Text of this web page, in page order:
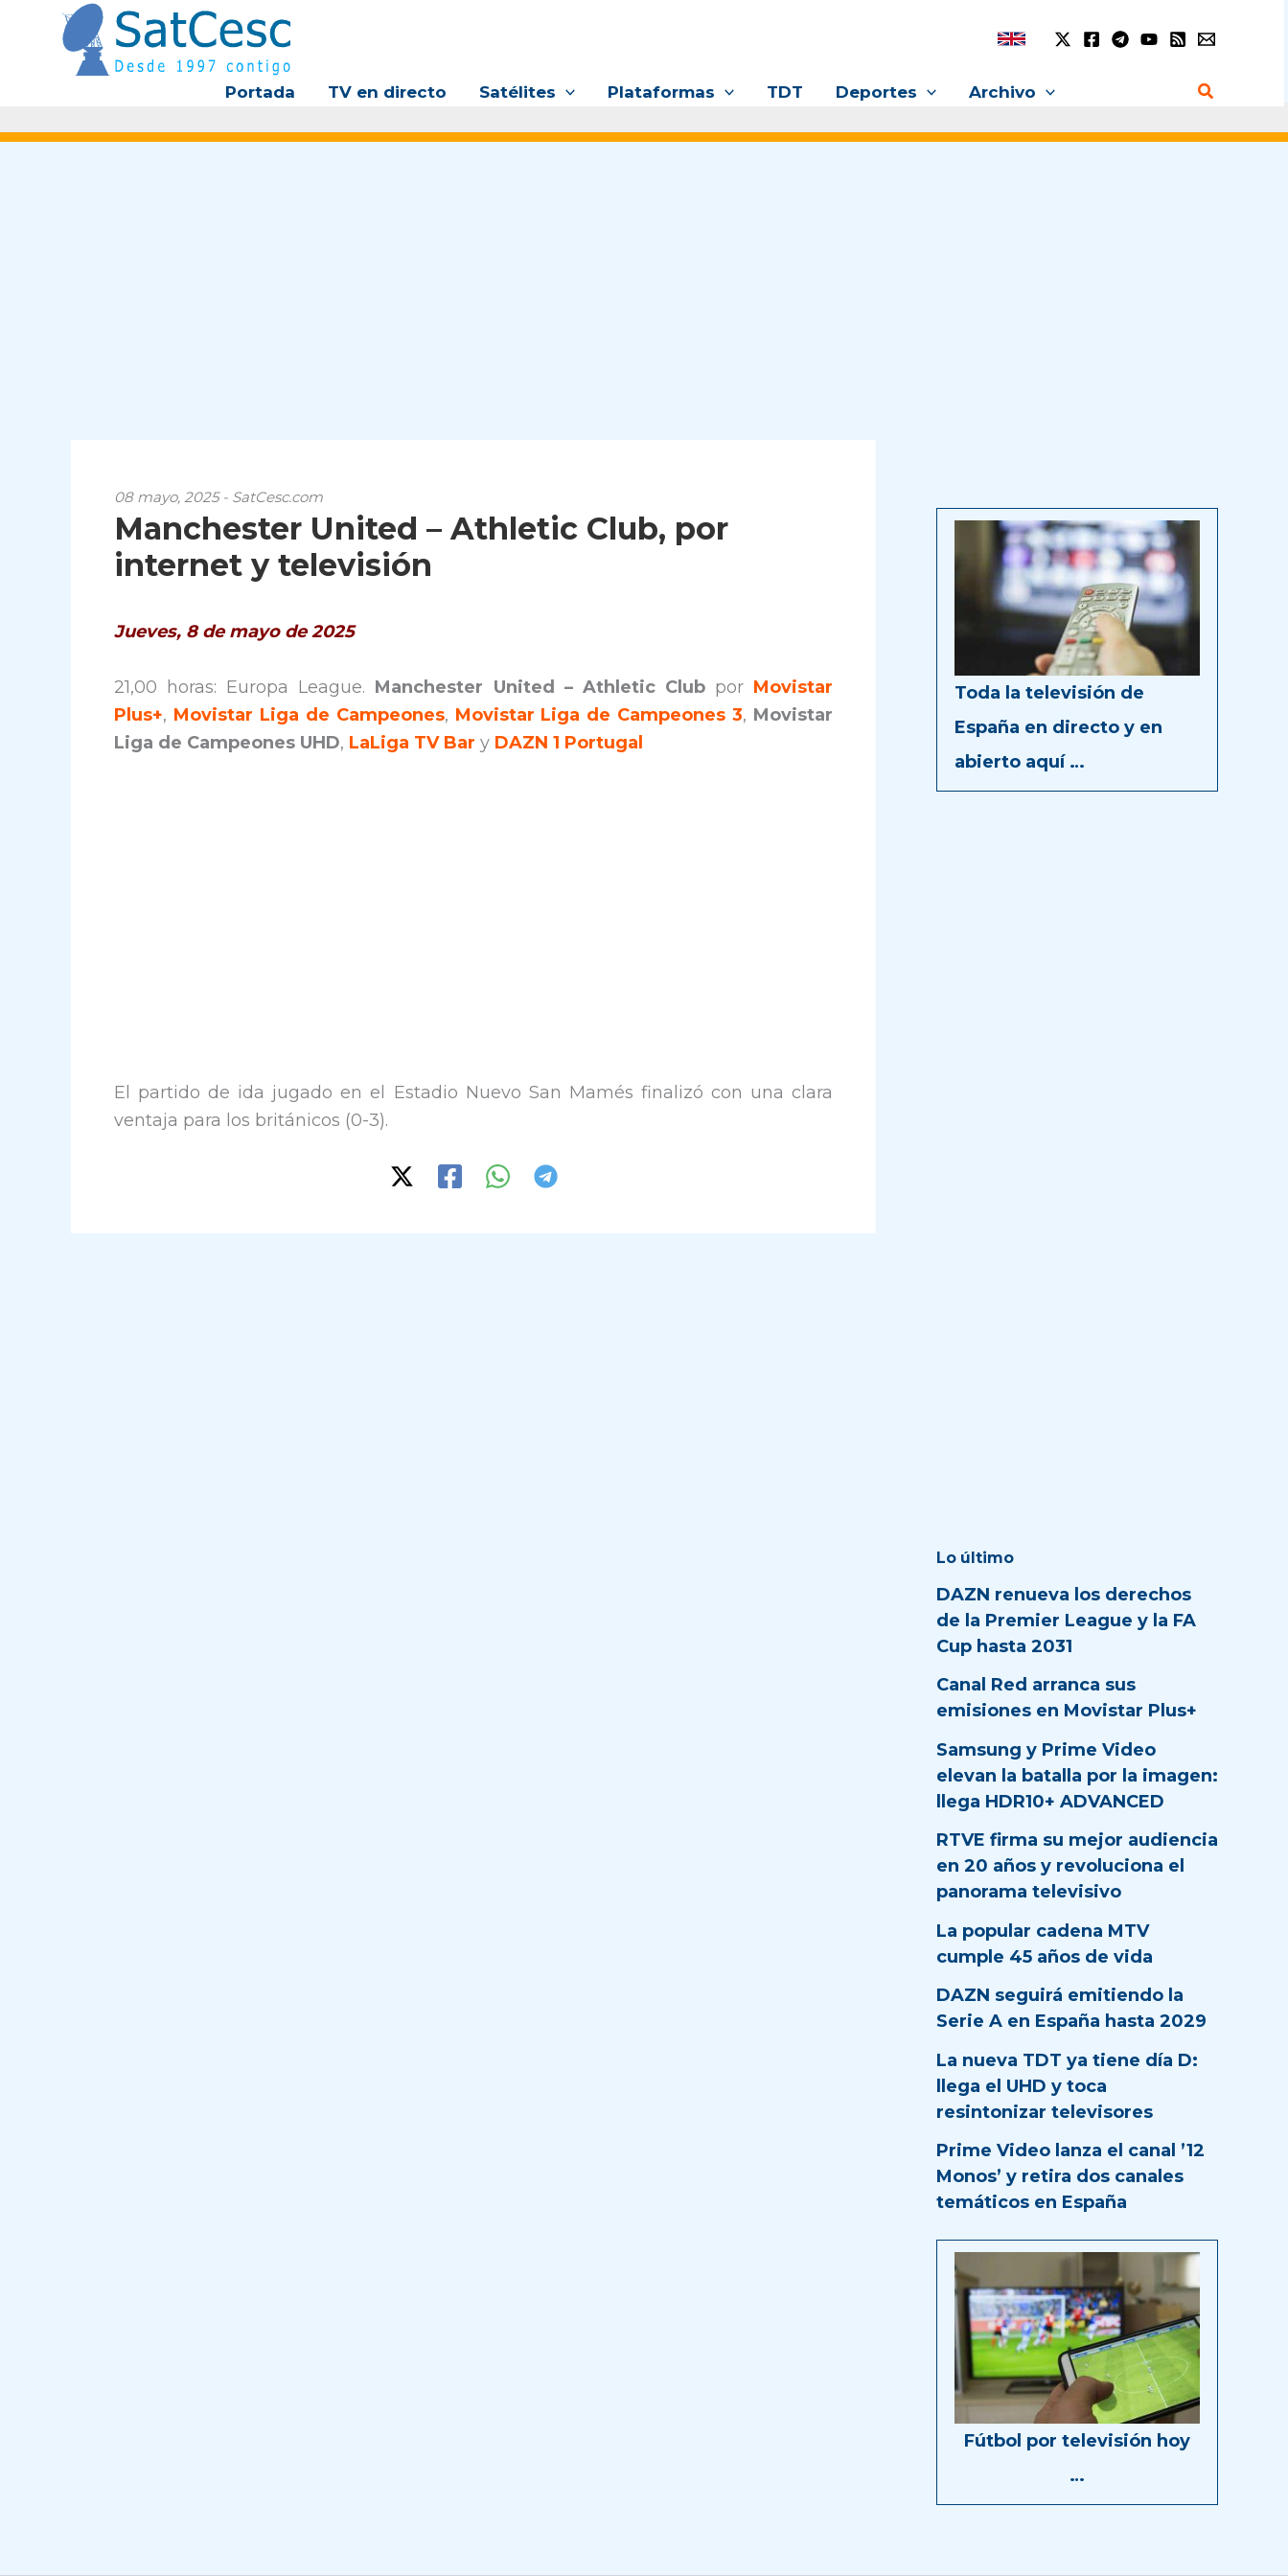
contenido
Portada TV en directo Satélites Plataformas TDT Deportes Archivo Buscar
08 mayo, 2025 - SatCesc.com
Manchester United – Athletic Club, por
internet y televisión
Jueves, 8 de mayo de 2025
21,00 horas: Europa League. Manchester United – Athletic Club por Movistar
Plus+, Movistar Liga de Campeones, Movistar Liga de Campeones 3, Movistar
Liga de Campeones UHD, LaLiga TV Bar y DAZN 1 Portugal
El partido de ida jugado en el Estadio Nuevo San Mamés finalizó con una clara
ventaja para los británicos (0-3).
Toda la televisión de
España en directo y en
abierto aquí …
Lo último
DAZN renueva los derechos
de la Premier League y la FA
Cup hasta 2031
Canal Red arranca sus
emisiones en Movistar Plus+
Samsung y Prime Video
elevan la batalla por la imagen:
llega HDR10+ ADVANCED
RTVE firma su mejor audiencia
en 20 años y revoluciona el
panorama televisivo
La popular cadena MTV
cumple 45 años de vida
DAZN seguirá emitiendo la
Serie A en España hasta 2029
La nueva TDT ya tiene día D:
llega el UHD y toca
resintonizar televisores
Prime Video lanza el canal ’12
Monos’ y retira dos canales
temáticos en España
Fútbol por televisión hoy
…